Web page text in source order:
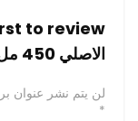
الاصلي 450 مل”
لن يتم نشر عنوان
*